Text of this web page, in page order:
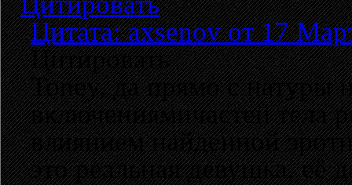
Цитата: axsenov от 17
Цитировать
Toney, да прямо с натуры
включениямичастей тела
влиянием найденной
это реальная девушка, её